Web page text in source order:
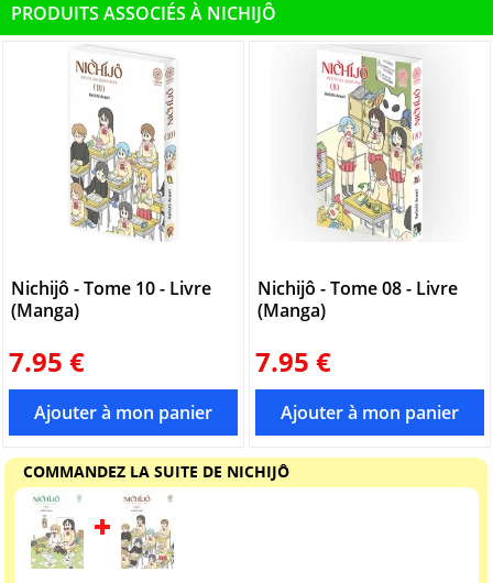
PRODUITS ASSOCIÉS À NICHIJÔ
Nichijô - Tome 10 - Livre
(Manga)
7.95 €
Nichijô - Tome 08 - Livre
(Manga)
7.95 €
COMMANDEZ LA SUITE DE NICHIJÔ